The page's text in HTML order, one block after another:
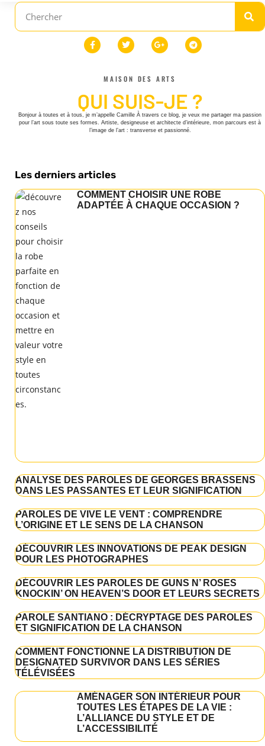
MAISON DES ARTS
QUI SUIS-JE ?
Bonjour à toutes et à tous, je m’appelle Camille À travers ce blog, je veux me partager ma passion
pour l’art sous toute ses formes. Artiste, designeuse et architecte d’intérieure, mon parcours est à
l’image de l’art : transverse et passionné.
Les derniers articles
COMMENT CHOISIR UNE ROBE
ADAPTÉE À CHAQUE OCCASION ?
ANALYSE DES PAROLES DE GEORGES BRASSENS
DANS LES PASSANTES ET LEUR SIGNIFICATION
PAROLES DE VIVE LE VENT : COMPRENDRE
L’ORIGINE ET LE SENS DE LA CHANSON
DÉCOUVRIR LES INNOVATIONS DE PEAK DESIGN
POUR LES PHOTOGRAPHES
DÉCOUVRIR LES PAROLES DE GUNS N’ ROSES
KNOCKIN’ ON HEAVEN’S DOOR ET LEURS SECRETS
PAROLE SANTIANO : DÉCRYPTAGE DES PAROLES
ET SIGNIFICATION DE LA CHANSON
COMMENT FONCTIONNE LA DISTRIBUTION DE
DESIGNATED SURVIVOR DANS LES SÉRIES
TÉLÉVISÉES
AMÉNAGER SON INTÉRIEUR POUR
TOUTES LES ÉTAPES DE LA VIE :
L’ALLIANCE DU STYLE ET DE
L’ACCESSIBILITÉ